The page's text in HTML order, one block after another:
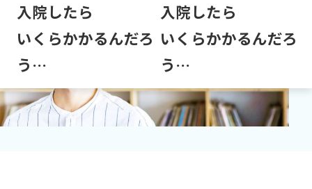
入院したら
いくらかかるんだろ
う…
入院したら
いくらかかるんだろ
う…